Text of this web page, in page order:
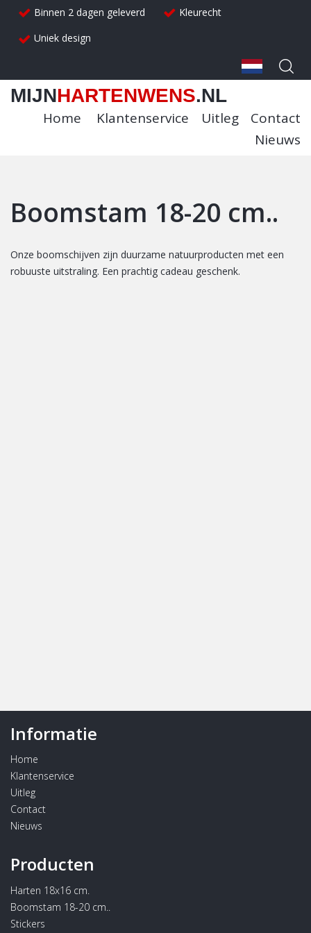
Binnen 2 dagen geleverd
Kleurecht
Uniek design
MIJNHARTENWENS.NL
Home Klantenservice Uitleg
Contact
Nieuws
Boomstam 18-20 cm..
Onze boomschijven zijn duurzame natuurproducten met een
robuuste uitstraling. Een prachtig cadeau geschenk.
Informatie
Home
Klantenservice
Uitleg
Contact
Nieuws
Producten
Harten 18x16 cm.
Boomstam 18-20 cm..
Stickers